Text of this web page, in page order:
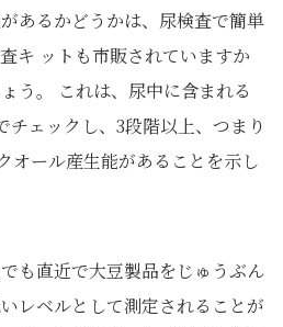
あるかどうかは、尿検査で簡単
キ ットも市販されていますか
う。 これは、尿中に含まれる
チェックし、3段階以上、つまり
オール産生能があることを示し
も直近で大豆製品をじゅうぶん
レベルとして測定されることが